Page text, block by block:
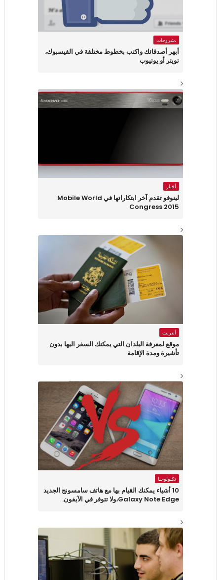
،شروحات
أبهر أصدقائك واكتب بخطوط مختلفة في الفيسبوك،
تويتر أو يوتيوب
أخبار
لينوفو تقدم آخر ابتكاراتها في Mobile World
Congress 2015
أنترنت
موقع لمعرفة البلدان التي يمكنك السفر اليها بدون
تأشيرة ومدة الإقامة
تكنولوجيا
10 أشياء يمكنك القيام بها مع هاتف سامسونج الجديد
Galaxy Note Edge،ولا تتوفر في الآيفون.